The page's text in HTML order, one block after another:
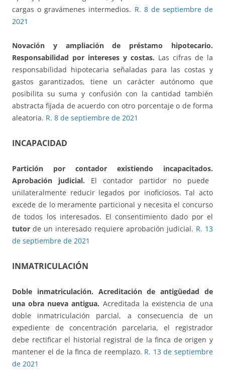
cargas o gravámenes intermedios. R. 8 de septiembre de
2021
Novación y ampliación de préstamo hipotecario.
Responsabilidad por intereses y costas. Las cifras de la
responsabilidad hipotecaria señaladas para las costas y
gastos garantizados, tiene un carácter autónomo que
posibilita su suma y confusión con la cantidad también
abstracta fijada de acuerdo con otro porcentaje o de forma
aleatoria. R. 8 de septiembre de 2021
INCAPACIDAD
Partición por contador existiendo incapacitados.
Aprobación judicial. El contador partidor no puede
unilateralmente reducir legados por inoficiosos. Tal acto
excede de lo meramente particional y necesita el concurso
de todos los interesados. El consentimiento dado por el
tutor de un interesado requiere aprobación judicial. R. 13
de septiembre de 2021
INMATRICULACIÓN
Doble inmatriculación. Acreditación de antigüedad de
una obra nueva antigua. Acreditada la existencia de una
doble inmatriculación parcial, a consecuencia de un
expediente de concentración parcelaria, el registrador
debe rectificar el historial registral de la finca de origen y
mantener el de la finca de reemplazo. R. 13 de septiembre
de 2021